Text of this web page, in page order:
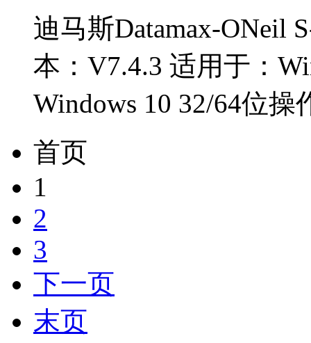
迪马斯Datamax-ONeil
本：V7.4.3 适用于：
Windows 10 32/64位操
首页
1
2
3
下一页
末页